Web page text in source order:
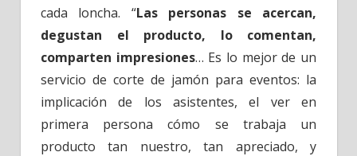
cada loncha. “Las personas se acercan,
degustan el producto, lo comentan,
comparten impresiones… Es lo mejor de un
servicio de corte de jamón para eventos: la
implicación de los asistentes, el ver en
primera persona cómo se trabaja un
producto tan nuestro, tan apreciado, y